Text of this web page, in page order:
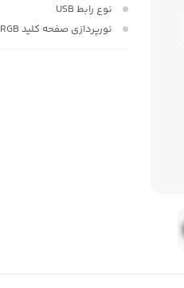
نوع رابط USB
نورپردازی صفحه کلید RGB